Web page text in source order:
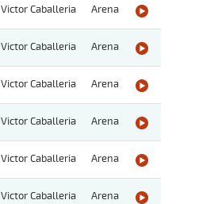
Victor Caballeria Arena
Victor Caballeria Arena
Victor Caballeria Arena
Victor Caballeria Arena
Victor Caballeria Arena
Victor Caballeria Arena